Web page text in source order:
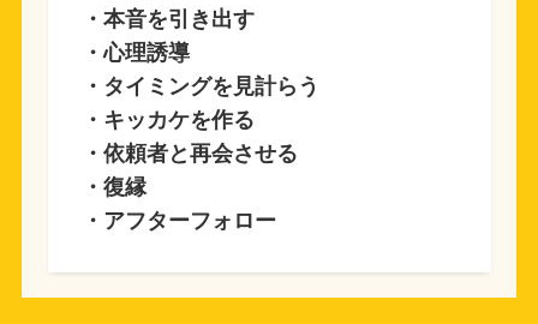
・本音を引き出す
・心理誘導
・タイミングを見計らう
・キッカケを作る
・依頼者と再会させる
・復縁
・アフターフォロー